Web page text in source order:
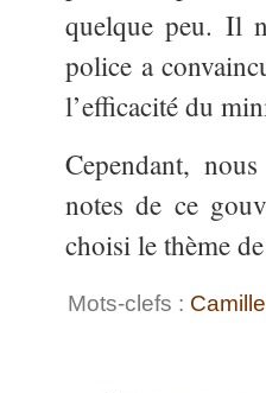
quelque peu. Il
police a
l’efficacité du
Cependant,
notes de ce
choisi le thème
Mots-clefs :